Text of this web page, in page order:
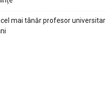
mai tânăr profesor universitar